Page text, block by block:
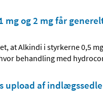
mg og 2 mg får
at Alkindi i styrkerne 0,5
behandling med
upload af